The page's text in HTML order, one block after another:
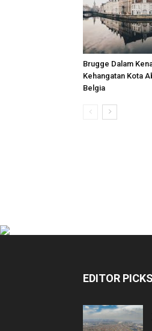
Brugge Dalam
Kehangatan Kota
Belgia
EDITOR PICKS